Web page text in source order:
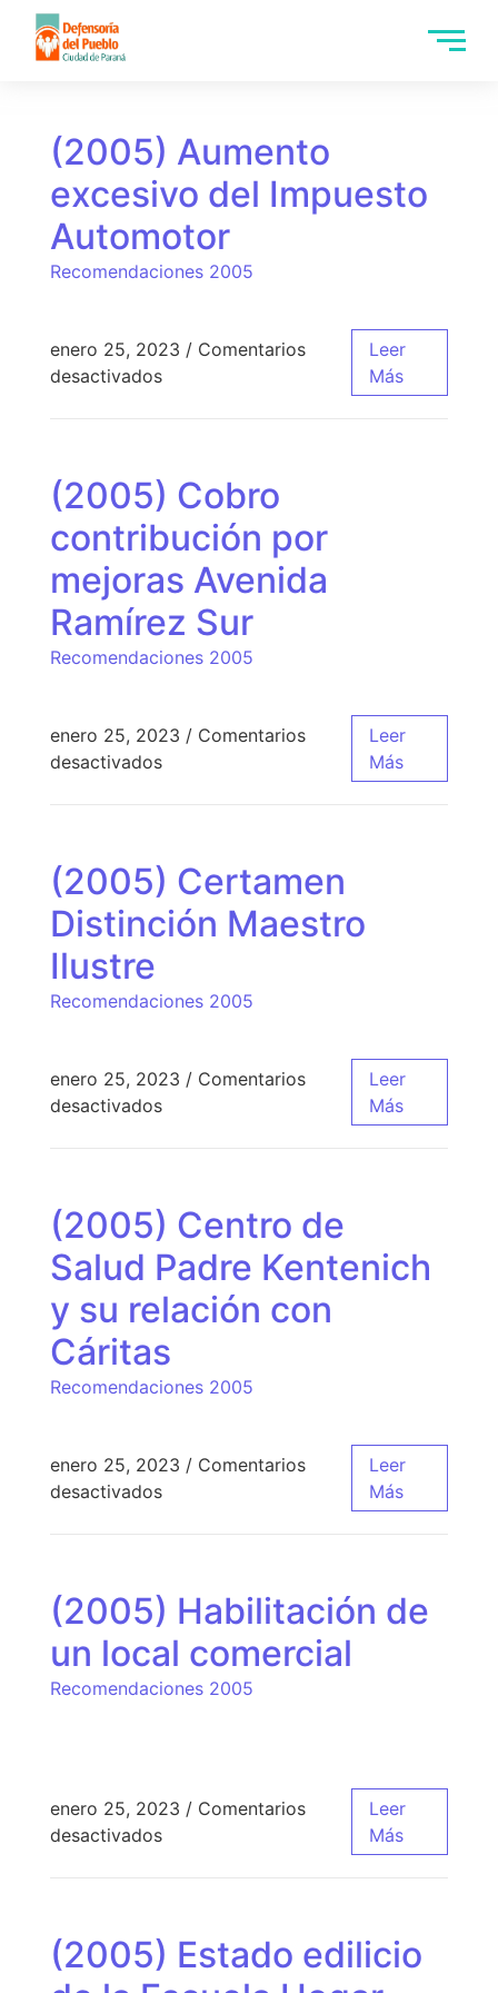
(2005) Aumento
excesivo del Impuesto
Automotor
Recomendaciones 2005
enero 25, 2023 / Comentarios
desactivados
Leer
Más
(2005) Cobro
contribución por
mejoras Avenida
Ramírez Sur
Recomendaciones 2005
enero 25, 2023 / Comentarios
desactivados
Leer
Más
(2005) Certamen
Distinción Maestro
Ilustre
Recomendaciones 2005
enero 25, 2023 / Comentarios
desactivados
Leer
Más
(2005) Centro de
Salud Padre Kentenich
y su relación con
Cáritas
Recomendaciones 2005
enero 25, 2023 / Comentarios
desactivados
Leer
Más
(2005) Habilitación de
un local comercial
Recomendaciones 2005
enero 25, 2023 / Comentarios
desactivados
Leer
Más
(2005) Estado edilicio